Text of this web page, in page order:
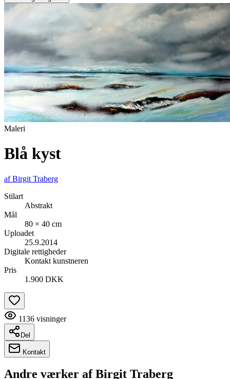
Maleri
Blå kyst
afBirgit Traberg
Stilart
Abstrakt
Mål
80 × 40 cm
Uploadet
25.9.2014
Digitale rettigheder
Kontakt kunstneren
Pris
1.900 DKK
1136 visninger
Del
Kontakt
Andre værker afBirgit Traberg